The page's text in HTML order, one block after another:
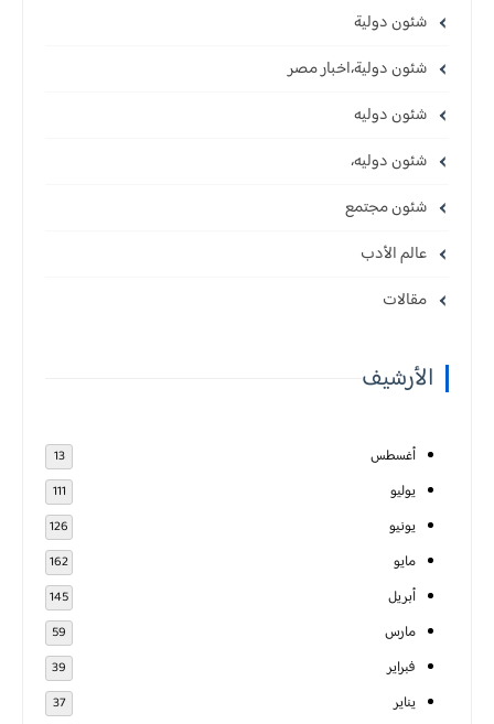
شئون دولية
شئون دولية،اخبار مصر
شئون دوليه
شئون دوليه،
شئون مجتمع
عالم الأدب
مقالات
الأرشيف
أغسطس 13
يوليو 111
يونيو 126
مايو 162
أبريل 145
مارس 59
فبراير 39
يناير 37